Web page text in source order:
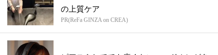
の上質ケア
PR(ReFa GINZA on CREA)